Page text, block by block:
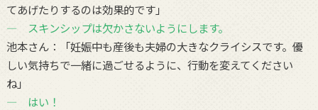
てあげたりするのは効果的です」
― スキンシップは欠かさないようにします。
池本さん：「妊娠中も産後も夫婦の大きなクライシスです。優
しい気持ちで一緒に過ごせるように、行動を変えてください
ね」
― はい！